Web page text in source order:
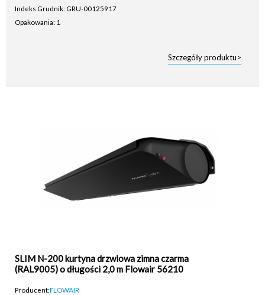
Indeks Grudnik: GRU-00125917
Opakowania: 1
Szczegóły produktu>
SLIM N-200 kurtyna drzwiowa zimna czarma
(RAL9005) o długości 2,0 m Flowair 56210
Producent:FLOWAIR